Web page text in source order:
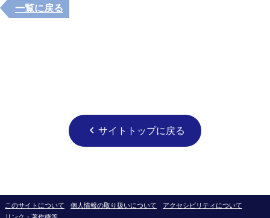
一覧に戻る
chevron_left サイトトップに戻る
このサイトについて 個人情報の取り扱いについて
アクセシビリティについて